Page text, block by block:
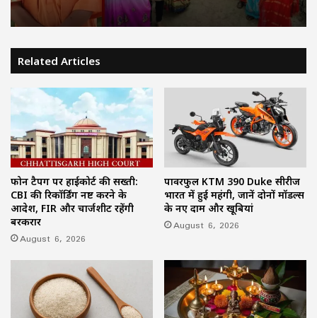
Related Articles
फोन टैपिंग पर हाईकोर्ट की सख्ती:
CBI की रिकॉर्डिंग नष्ट करने के
आदेश, FIR और चार्जशीट रहेंगी
बरकरार
August 6, 2026
पावरफुल KTM 390 Duke सीरीज
भारत में हुई महंगी, जानें दोनों मॉडल्स
के नए दाम और खूबियां
August 6, 2026